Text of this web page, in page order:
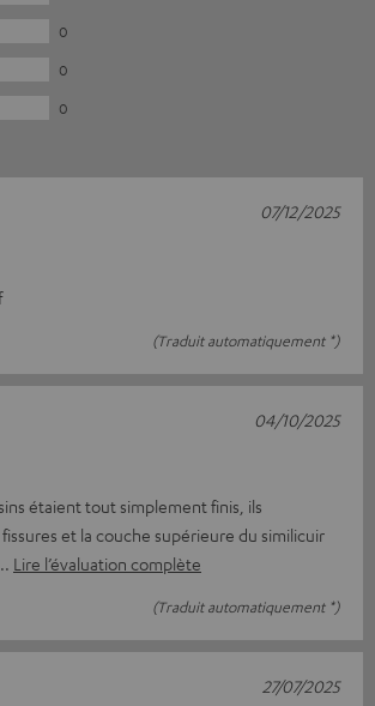
0
0
0
(Traduit automatiquement *)
07/12/2025
étaient tout simplement finis, ils
et la couche supérieure du similicuir
Lire l’évaluation complète
(Traduit automatiquement *)
04/10/2025
27/07/2025